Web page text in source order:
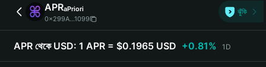
简体中文
繁體中文
Português (Portugal)
APRaPriori
0x299A...1099
ঝুঁকি
APR থেকে USD: 1 APR = $0.1965 USD +0.81% 1D